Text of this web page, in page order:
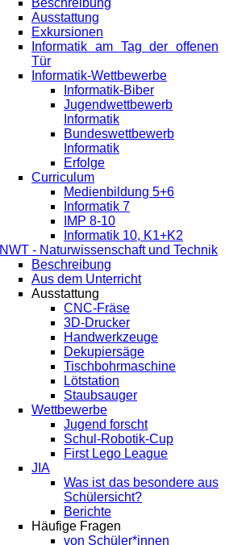
Ausstattung
Exkursionen
Informatik am Tag der offenen
Tür
Informatik-Wettbewerbe
Informatik-Biber
Jugendwettbewerb
Informatik
Bundeswettbewerb
Informatik
Erfolge
Curriculum
Medienbildung 5+6
Informatik 7
IMP 8-10
Informatik 10, K1+K2
NWT - Naturwissenschaft und Technik
Beschreibung
Aus dem Unterricht
Ausstattung
CNC-Fräse
3D-Drucker
Handwerkzeuge
Dekupiersäge
Tischbohrmaschine
Lötstation
Staubsauger
Wettbewerbe
Jugend forscht
Schul-Robotik-Cup
First Lego League
JIA
Was ist das besondere aus
Schülersicht?
Berichte
Häufige Fragen
von Schüler*innen